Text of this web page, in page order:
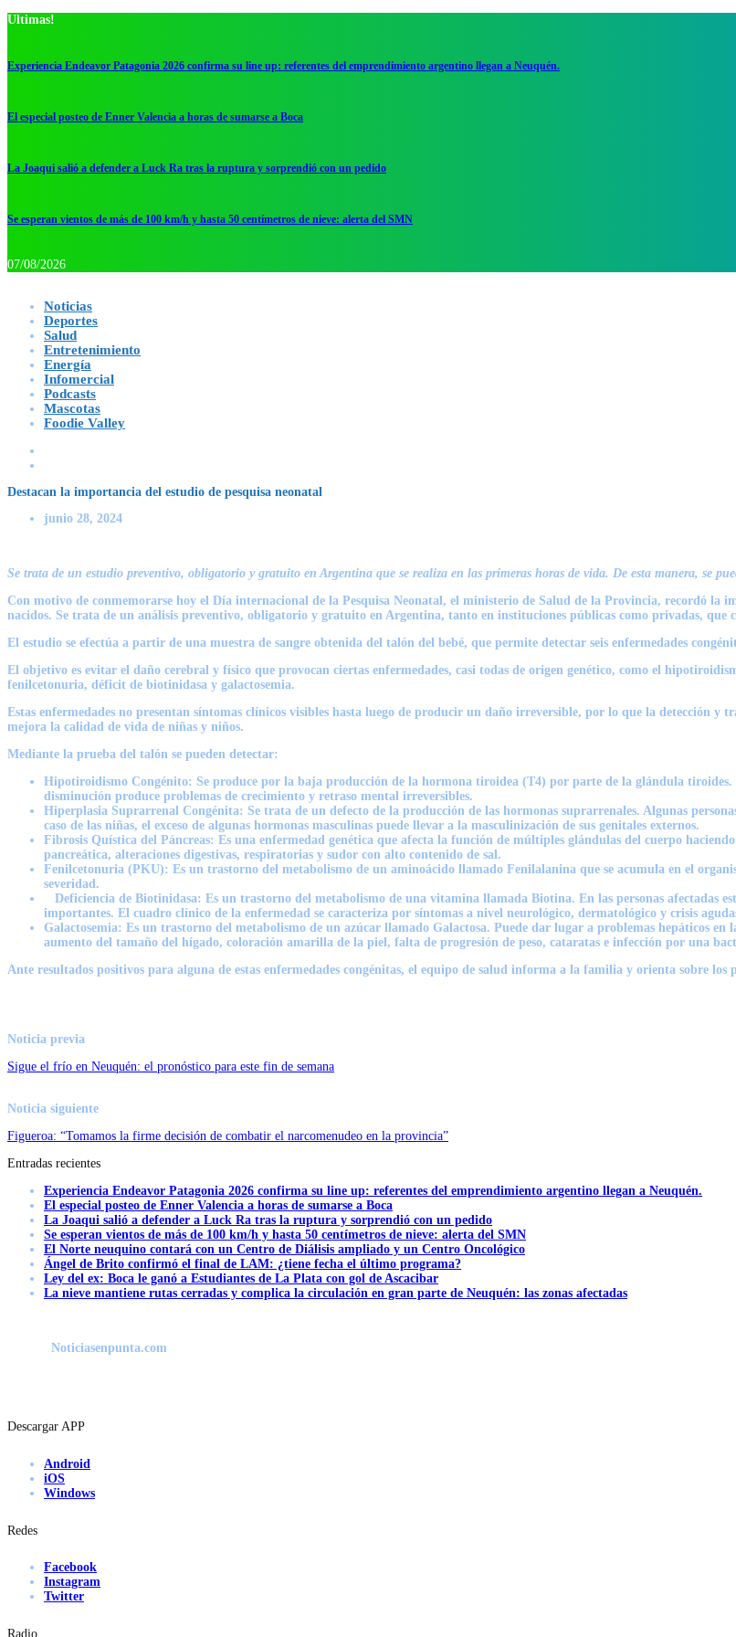
Ultimas!
Experiencia Endeavor Patagonia 2026 confirma su line up: referentes del emprendimiento argentino llegan a Neuquén.
El especial posteo de Enner Valencia a horas de sumarse a Boca
La Joaqui salió a defender a Luck Ra tras la ruptura y sorprendió con un pedido
Se esperan vientos de más de 100 km/h y hasta 50 centímetros de nieve: alerta del SMN
07/08/2026
Noticias
Deportes
Salud
Entretenimiento
Energía
Infomercial
Podcasts
Mascotas
Foodie Valley
Destacan la importancia del estudio de pesquisa neonatal
junio 28, 2024
Se trata de un estudio preventivo, obligatorio y gratuito en Argentina que se realiza en las primeras horas de vida. De esta manera, se
Con motivo de conmemorarse hoy el Día internacional de la Pesquisa Neonatal, el ministerio de Salud de la Provincia, recordó la
nacidos. Se trata de un análisis preventivo, obligatorio y gratuito en Argentina, tanto en instituciones públicas como privadas, que
El estudio se efectúa a partir de una muestra de sangre obtenida del talón del bebé, que permite detectar seis enfermedades
El objetivo es evitar el daño cerebral y físico que provocan ciertas enfermedades, casi todas de origen genético, como el
fenilcetonuria, déficit de biotinidasa y galactosemia.
Estas enfermedades no presentan síntomas clínicos visibles hasta luego de producir un daño irreversible, por lo que la detección
mejora la calidad de vida de niñas y niños.
Mediante la prueba del talón se pueden detectar:
Hipotiroidismo Congénito: Se produce por la baja producción de la hormona tiroidea (T4) por parte de la glándula
disminución produce problemas de crecimiento y retraso mental irreversibles.
Hiperplasia Suprarrenal Congénita: Se trata de un defecto de la producción de las hormonas suprarrenales. Algunas
caso de las niñas, el exceso de algunas hormonas masculinas puede llevar a la masculinización de sus genitales externos.
Fibrosis Quística del Páncreas: Es una enfermedad genética que afecta la función de múltiples glándulas del cuerpo haciendo
pancreática, alteraciones digestivas, respiratorias y sudor con alto contenido de sal.
Fenilcetonuria (PKU): Es un trastorno del metabolismo de un aminoácido llamado Fenilalanina que se acumula en el
severidad.
Deficiencia de Biotinidasa: Es un trastorno del metabolismo de una vitamina llamada Biotina. En las personas afectadas
importantes. El cuadro clínico de la enfermedad se caracteriza por síntomas a nivel neurológico, dermatológico y crisis
Galactosemia: Es un trastorno del metabolismo de un azúcar llamado Galactosa. Puede dar lugar a problemas hepáticos
aumento del tamaño del hígado, coloración amarilla de la piel, falta de progresión de peso, cataratas e infección por una
Ante resultados positivos para alguna de estas enfermedades congénitas, el equipo de salud informa a la familia y orienta sobre los
Noticia previa
Sigue el frío en Neuquén: el pronóstico para este fin de semana
Noticia siguiente
Figueroa: “Tomamos la firme decisión de combatir el narcomenudeo en la provincia”
Entradas recientes
Experiencia Endeavor Patagonia 2026 confirma su line up: referentes del emprendimiento argentino llegan a Neuquén.
El especial posteo de Enner Valencia a horas de sumarse a Boca
La Joaqui salió a defender a Luck Ra tras la ruptura y sorprendió con un pedido
Se esperan vientos de más de 100 km/h y hasta 50 centímetros de nieve: alerta del SMN
El Norte neuquino contará con un Centro de Diálisis ampliado y un Centro Oncológico
Ángel de Brito confirmó el final de LAM: ¿tiene fecha el último programa?
Ley del ex: Boca le ganó a Estudiantes de La Plata con gol de Ascacibar
La nieve mantiene rutas cerradas y complica la circulación en gran parte de Neuquén: las zonas afectadas
Noticiasenpunta.com
Descargar APP
Android
iOS
Windows
Redes
Facebook
Instagram
Twitter
Radio